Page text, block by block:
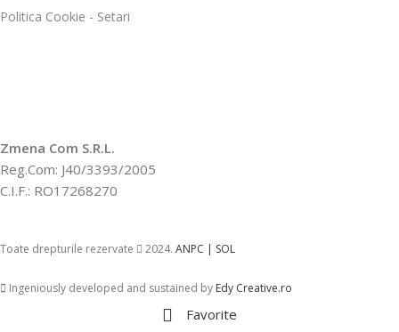
Politica Cookie - Setari
Zmena Com S.R.L.
Reg.Com: J40/3393/2005
C.I.F.: RO17268270
Toate drepturile rezervate 2024. ANPC | SOL
Ingeniously developed and sustained by Edy Creative.ro
Favorite